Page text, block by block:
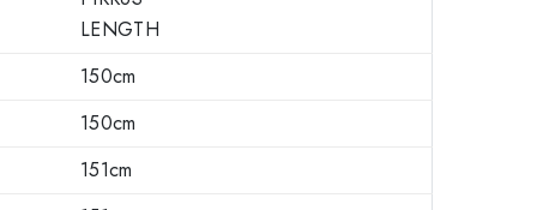
LENGTH
150cm
150cm
151cm